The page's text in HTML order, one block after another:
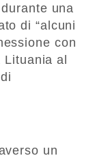
una
di “alcuni
con
Lituania al
un